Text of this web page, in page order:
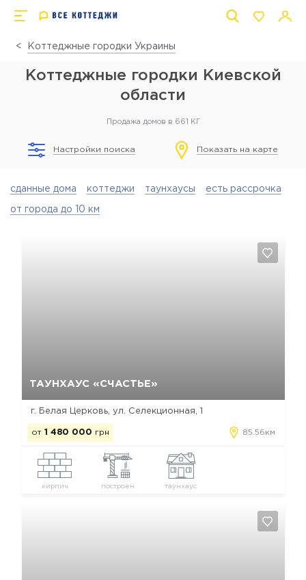
Коттеджные городки Украины
Коттеджные городки Киевской
области
Продажа домов в 661 КГ
Настройки поиска Показать на карте
сданные дома коттеджи таунхаусы есть рассрочка
от города до 10 км
ТАУНХАУС «СЧАСТЬЕ»
г. Белая Церковь, ул. Селекционная, 1
от 1 480 000 грн 85.56км
кирпич построен таунхаус